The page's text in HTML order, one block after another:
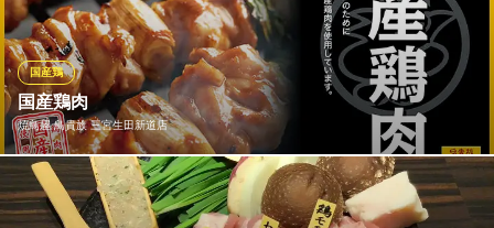
口に地鶏と言ってもそれぞれに個性があり、料理によって銘柄や
部位を変えています。また、春の山菜や秋の松茸など旬の食材と
地鶏の取り合わせも、当店ならではです。
地鶏 安東
地鶏懐石と本格水炊き
神戸市営地下鉄西神・山手線三宮駅 徒歩2分
兵庫県神戸市中央区北長狭通1-3-12 オレゴンビル2F
国産鶏肉
焼鳥屋 鳥貴族 三宮生田新道店
国産鶏
おいしい焼鳥は鮮度が大事。価格・味わいともに 満足いただける
焼鳥を追求した結果、 鳥貴族の焼鳥は国産鶏肉を使用しておりま